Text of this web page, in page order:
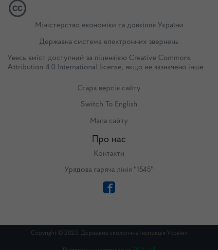
Міністерство економіки та довкілля України
Державна система електронних звернень
Увесь вміст доступний за ліцензією Creative Commons
Attribution 4.0 International license, якщо не зазначено інше.
Стара версія сайту
Switch To English
Мапа сайту
Про нас
Контакти
Урядова гаряча лінія "1545"
Copyright © 2023. Державна екологічна Інспекція України